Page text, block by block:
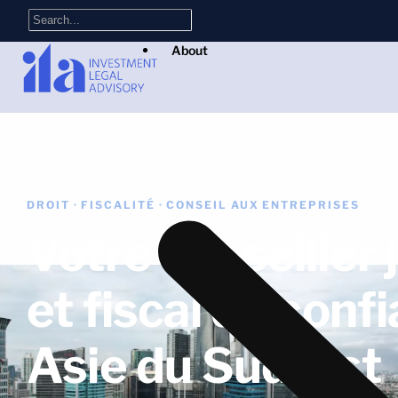
About
DROIT · FISCALITÉ · CONSEIL AUX ENTREPRISES
Votre conseiller
et fiscal de
Asie du Sud-Est